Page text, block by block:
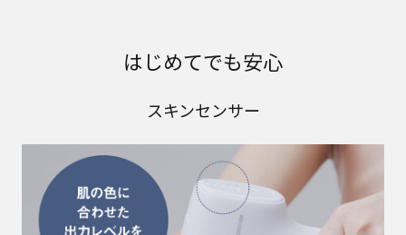
はじめてでも安心
スキンセンサー